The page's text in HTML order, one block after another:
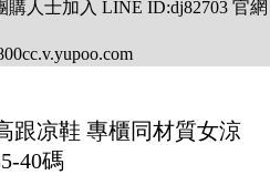
人士加入 LINE ID:dj82703 官網
跟凉鞋 專櫃同材質女涼
40碼